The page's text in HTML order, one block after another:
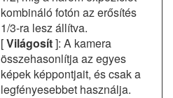
kombináló fotón az erősítés
1/3-ra lesz állítva.
[Világosít]: A kamera
összehasonlítja az egyes
képek képpontjait, és csak a
legfényesebbet használja.